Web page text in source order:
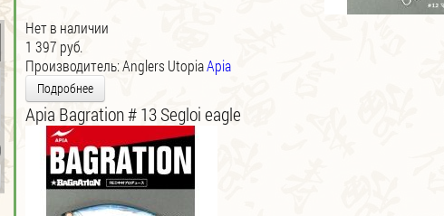
Нет в наличии
1 397 руб.
Производитель:Anglers UtopiaApia
Подробнее
Apia Bagration # 13 Segloi eagle